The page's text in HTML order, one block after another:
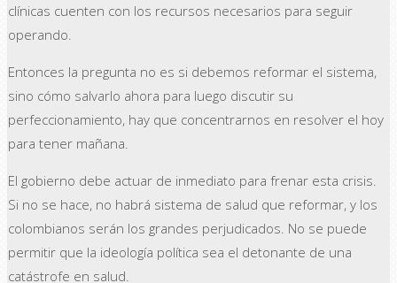
clínicas cuenten con los recursos necesarios para seguir
operando.
Entonces la pregunta no es si debemos reformar el sistema,
sino cómo salvarlo ahora para luego discutir su
perfeccionamiento, hay que concentrarnos en resolver el hoy
para tener mañana.
El gobierno debe actuar de inmediato para frenar esta crisis.
Si no se hace, no habrá sistema de salud que reformar, y los
colombianos serán los grandes perjudicados. No se puede
permitir que la ideología política sea el detonante de una
catástrofe en salud.